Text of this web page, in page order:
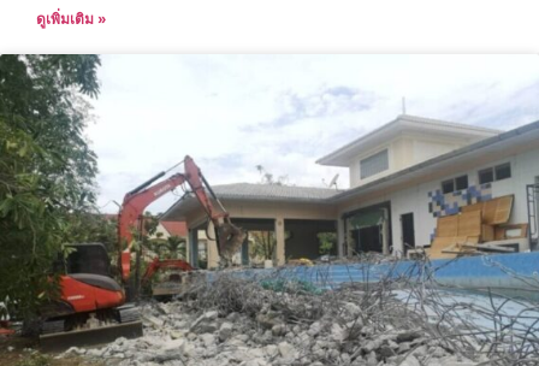
ดูเพิ่มเติม »